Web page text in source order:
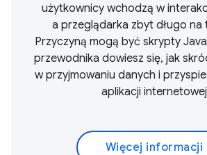
użytkownicy wchodzą w
a przeglądarka zbyt długo na
Przyczyną mogą być skrypty
przewodnika dowiesz się, jak
w przyjmowaniu danych i
aplikacji
Więcej informacji